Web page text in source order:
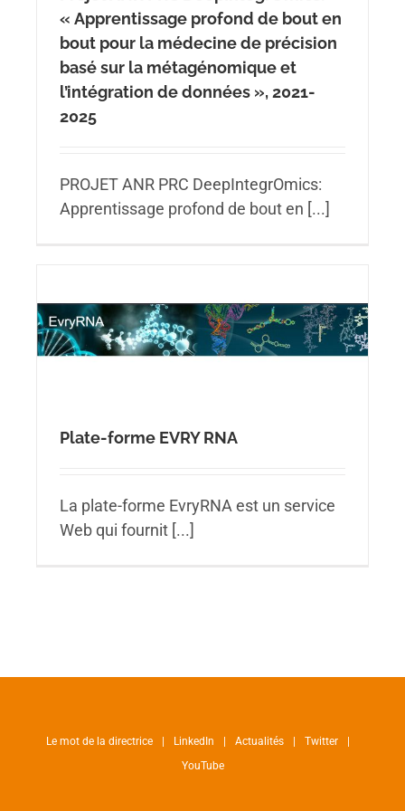
« Apprentissage profond de bout en
bout pour la médecine de précision
basé sur la métagénomique et
l’intégration de données », 2021-
2025
PROJET ANR PRC DeepIntegrOmics:
Apprentissage profond de bout en [...]
Plate-forme EVRY RNA
La plate-forme EvryRNA est un service
Web qui fournit [...]
Le mot de la directrice LinkedIn Actualités
Twitter
YouTube